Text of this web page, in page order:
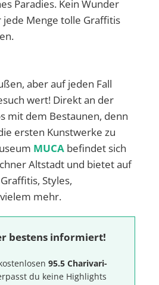
Paradies. Kein Wunder
jede Menge tolle Graffitis
aber auf jeden Fall
wert! Direkt an der
mit dem Bestaunen, denn
ersten Kunstwerke zu
MUCA befindet sich
Altstadt und bietet auf
Styles,
mehr.
bestens informiert!
95.5 Charivari-
du keine Highlights